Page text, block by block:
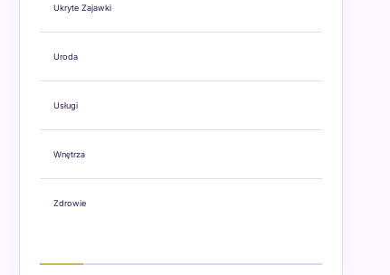
Ukryte Zajawki
Uroda
Usługi
Wnętrza
Zdrowie